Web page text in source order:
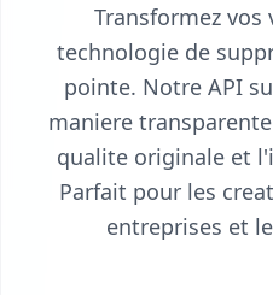
Transformez vos
technologie de
pointe. Notre API
maniere
qualite originale et
Parfait pour les
entreprises et